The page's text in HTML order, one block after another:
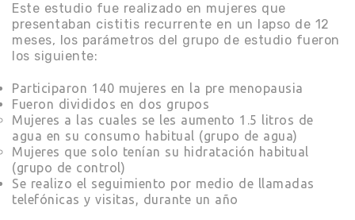
Este estudio fue realizado en mujeres que
presentaban cistitis recurrente en un lapso de 12
meses, los parámetros del grupo de estudio fueron
los siguiente:
Participaron 140 mujeres en la pre menopausia
Fueron divididos en dos grupos
Mujeres a las cuales se les aumento 1.5 litros de
agua en su consumo habitual (grupo de agua)
Mujeres que solo tenían su hidratación habitual
(grupo de control)
Se realizo el seguimiento por medio de llamadas
telefónicas y visitas, durante un año